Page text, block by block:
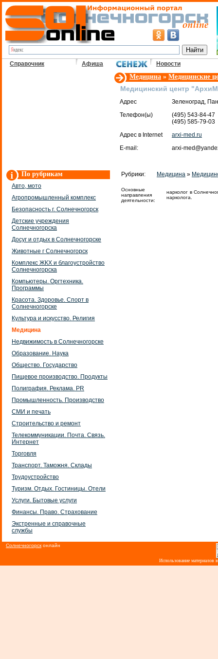
Справочник Афиша Новости
По рубрикам
Авто, мото
Агропромышленный комплекс
Безопасность г. Солнечногорск
Детские учреждения
Солнечногорска
Досуг и отдых в Солнечногорске
Животные г Солнечногорск
Комплекс ЖКХ и благоустройство
Солнечногорска
Компьютеры. Оргтехника.
Программы
Красота. Здоровье. Спорт в
Солнечногорске
Культура и искусство. Религия
Медицина
Недвижимость в Солнечногорске
Образование. Наука
Общество. Государство
Пищевое производство. Продукты
Полиграфия. Реклама. PR
Промышленность. Производство
СМИ и печать
Строительство и ремонт
Телекоммуникации. Почта. Связь.
Интернет
Торговля
Транспорт. Таможня. Склады
Трудоустройство
Туризм. Отдых. Гостиницы. Отели
Услуги. Бытовые услуги
Финансы. Право. Страхование
Экстренные и справочные
службы
Медицина » Медицинские
Медицинский центр
Адрес
Зеленоград,
Телефон(ы)
(495) 543-84-47
(495) 585-79-03
Адрес в Internet
arxi-med.ru
E-mail:
arxi-
Рубрики: Медицина »
Основные
направления
деятельности:
нарколог в
нарколога.
Солнечногорск онлайн
Использование материалов